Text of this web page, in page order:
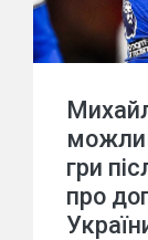
гри
про